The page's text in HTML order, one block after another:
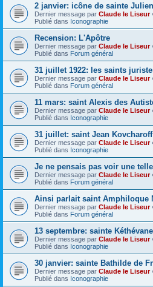
2 janvier: icône de sainte
Dernier message par Claude le Liseur
Publié dans Iconographie
Recension: L'Apôtre
Dernier message par Claude le Liseur
Publié dans Forum général
31 juillet 1922: les saints
Dernier message par Claude le Liseur
Publié dans Forum général
11 mars: saint Alexis des
Dernier message par Claude le Liseur
Publié dans Iconographie
31 juillet: saint Jean Kovcharoff
Dernier message par Claude le Liseur
Publié dans Iconographie
Je ne pensais pas voir une
Dernier message par Claude le Liseur
Publié dans Forum général
Ainsi parlait saint Amphiloque
Dernier message par Claude le Liseur
Publié dans Forum général
13 septembre: sainte
Dernier message par Claude le Liseur
Publié dans Iconographie
30 janvier: sainte Bathilde de
Dernier message par Claude le Liseur
Publié dans Iconographie